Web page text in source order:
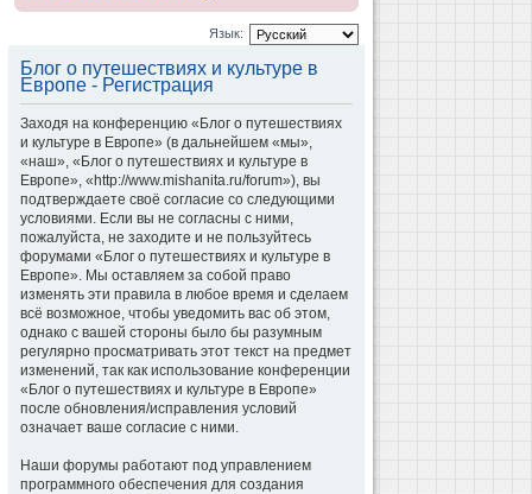
Язык:
Блог о путешествиях и культуре в
Европе - Регистрация
Заходя на конференцию «Блог о путешествиях
и культуре в Европе» (в дальнейшем «мы»,
«наш», «Блог о путешествиях и культуре в
Европе», «http://www.mishanita.ru/forum»), вы
подтверждаете своё согласие со следующими
условиями. Если вы не согласны с ними,
пожалуйста, не заходите и не пользуйтесь
форумами «Блог о путешествиях и культуре в
Европе». Мы оставляем за собой право
изменять эти правила в любое время и сделаем
всё возможное, чтобы уведомить вас об этом,
однако с вашей стороны было бы разумным
регулярно просматривать этот текст на предмет
изменений, так как использование конференции
«Блог о путешествиях и культуре в Европе»
после обновления/исправления условий
означает ваше согласие с ними.
Наши форумы работают под управлением
программного обеспечения для создания